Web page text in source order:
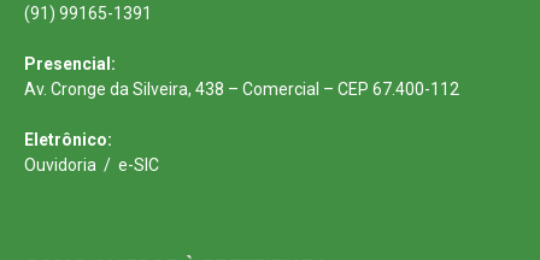
(91) 99165-1391
Presencial:
Av. Cronge da Silveira, 438 – Comercial – CEP 67.400-112
Eletrônico:
Ouvidoria / e-SIC